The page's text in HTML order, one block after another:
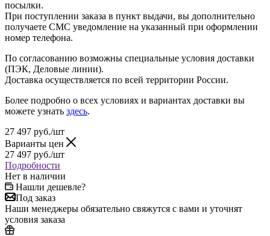
посылки.
При поступлении заказа в пункт выдачи, вы дополнительно
получаете СМС уведомление на указанный при оформлении
номер телефона.
По согласованию возможны специальные условия доставки
(ПЭК, Деловые линии).
Доставка осуществляется по всей территории России.
Более подробно о всех условиях и вариантах доставки вы
можете узнать здесь.
27 497 руб./шт
Варианты цен
27 497 руб./шт
Подробности
Нет в наличии
Нашли дешевле?
Под заказ
Наши менеджеры обязательно свяжутся с вами и уточнят
условия заказа